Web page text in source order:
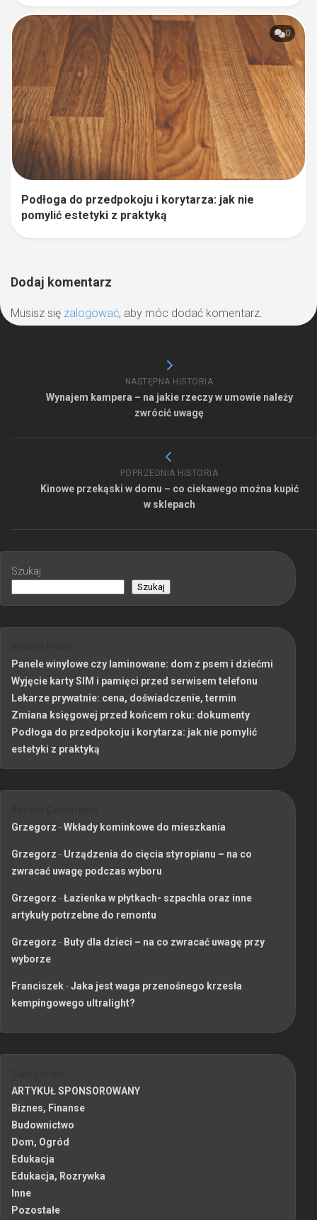
0
Podłoga do przedpokoju i korytarza: jak nie
pomylić estetyki z praktyką
Dodaj komentarz
Musisz się zalogować, aby móc dodać komentarz.
NASTĘPNA HISTORIA
Wynajem kampera – na jakie rzeczy w umowie należy
zwrócić uwagę
POPRZEDNIA HISTORIA
Kinowe przekąski w domu – co ciekawego można kupić
w sklepach
Szukaj
Szukaj
Panele winylowe czy laminowane: dom z psem i dziećmi
Wyjęcie karty SIM i pamięci przed serwisem telefonu
Lekarze prywatnie: cena, doświadczenie, termin
Zmiana księgowej przed końcem roku: dokumenty
Podłoga do przedpokoju i korytarza: jak nie pomylić
estetyki z praktyką
Grzegorz -Wkłady kominkowe do mieszkania
Grzegorz - Urządzenia do cięcia styropianu – na co
zwracać uwagę podczas wyboru
Grzegorz -Łazienka w płytkach- szpachla oraz inne
artykuły potrzebne do remontu
Grzegorz - Buty dla dzieci – na co zwracać uwagę przy
wyborze
Franciszek-Jaka jest waga przenośnego krzesła
kempingowego ultralight?
ARTYKUŁ SPONSOROWANY
Biznes, Finanse
Budownictwo
Dom, Ogród
Edukacja
Edukacja, Rozrywka
Inne
Pozostałe